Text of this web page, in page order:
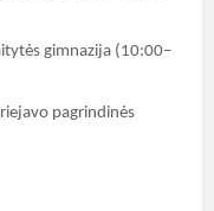
gimnazija (10:00–
pagrindinės